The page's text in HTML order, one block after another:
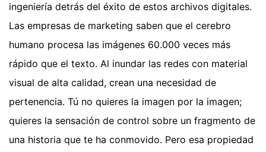
ingeniería detrás del éxito de estos archivos digitales.
Las empresas de marketing saben que el cerebro
humano procesa las imágenes 60.000 veces más
rápido que el texto. Al inundar las redes con material
visual de alta calidad, crean una necesidad de
pertenencia. Tú no quieres la imagen por la imagen;
quieres la sensación de control sobre un fragmento de
una historia que te ha conmovido. Pero esa propiedad